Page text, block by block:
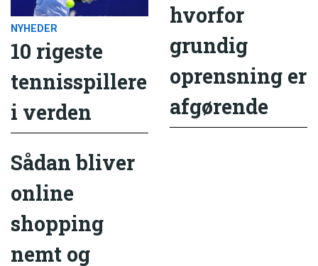
NYHEDER
10 rigeste
tennisspillere
i verden
hvorfor
grundig
oprensning er
afgørende
Sådan bliver
online
shopping
nemt og